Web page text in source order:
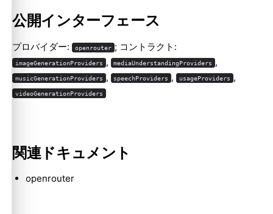
公開インターフェース
プロバイダー: openrouter ; コントラクト:
imageGenerationProviders , mediaUnderstandingProviders ,
musicGenerationProviders , speechProviders , usageProviders ,
videoGenerationProviders
関連ドキュメント
openrouter
Molty